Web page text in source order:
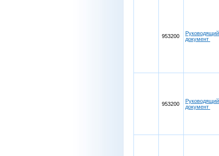
953200
Руководящий
документ
953200
Руководящий
документ